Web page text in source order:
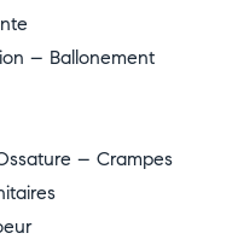
– Ballonement
– Crampes